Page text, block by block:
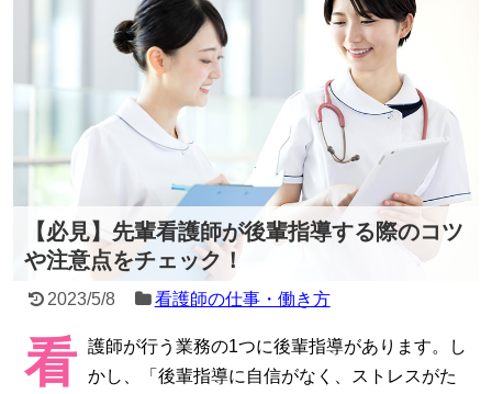
【必見】先輩看護師が後輩指導する際のコツ
や注意点をチェック！
2023/5/8 看護師の仕事・働き方
看 護師が行う業務の1つに後輩指導があります。し
かし、「後輩指導に自信がなく、ストレスがた